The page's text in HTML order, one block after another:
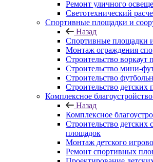
Ремонт уличного
Светотехнический
Спортивные площадки и
Назад
Спортивные площадки
Монтаж ограждения
Строительство воркаут
Строительство мини-
Строительство
Строительство детских
Комплексное
Назад
Комплексное
Строительство детских
площадок
Монтаж детского
Ремонт спортивных